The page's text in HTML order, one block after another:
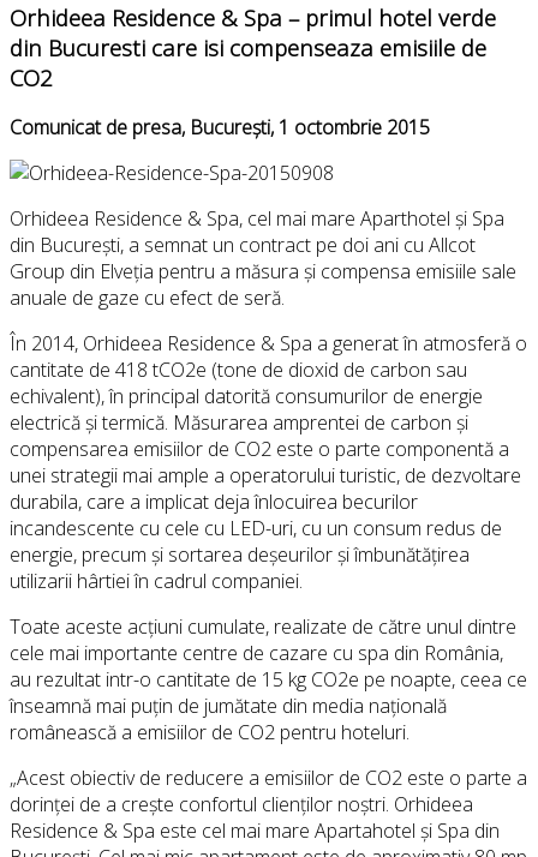
Orhideea Residence & Spa – primul hotel verde
din Bucuresti care isi compenseaza emisiile de
CO2
Comunicat de presa, București, 1 octombrie 2015
Orhideea Residence & Spa, cel mai mare Aparthotel și Spa
din București, a semnat un contract pe doi ani cu Allcot
Group din Elveția pentru a măsura și compensa emisiile sale
anuale de gaze cu efect de seră.
În 2014, Orhideea Residence & Spa a generat în atmosferă o
cantitate de 418 tCO2e (tone de dioxid de carbon sau
echivalent), în principal datorită consumurilor de energie
electrică și termică. Măsurarea amprentei de carbon și
compensarea emisiilor de CO2 este o parte componentă a
unei strategii mai ample a operatorului turistic, de dezvoltare
durabila, care a implicat deja înlocuirea becurilor
incandescente cu cele cu LED-uri, cu un consum redus de
energie, precum și sortarea deșeurilor și îmbunătățirea
utilizarii hârtiei în cadrul companiei.
Toate aceste acțiuni cumulate, realizate de către unul dintre
cele mai importante centre de cazare cu spa din România,
au rezultat intr-o cantitate de 15 kg CO2e pe noapte, ceea ce
înseamnă mai puțin de jumătate din media națională
românească a emisiilor de CO2 pentru hoteluri.
„Acest obiectiv de reducere a emisiilor de CO2 este o parte a
dorinței de a crește confortul clienților noștri. Orhideea
Residence & Spa este cel mai mare Apartahotel și Spa din